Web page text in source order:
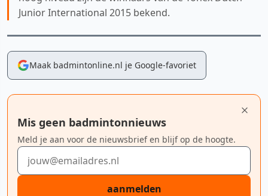
Junior International 2015 bekend.
Maak badmintonline.nl je Google-favoriet
Mis geen badmintonnieuws
Meld je aan voor de nieuwsbrief en blijf op de hoogte.
E-mailadres
aanmelden